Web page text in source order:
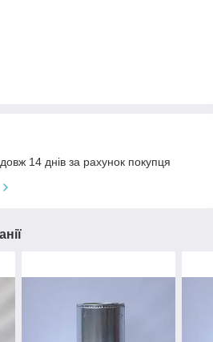
14 днів за рахунок покупця